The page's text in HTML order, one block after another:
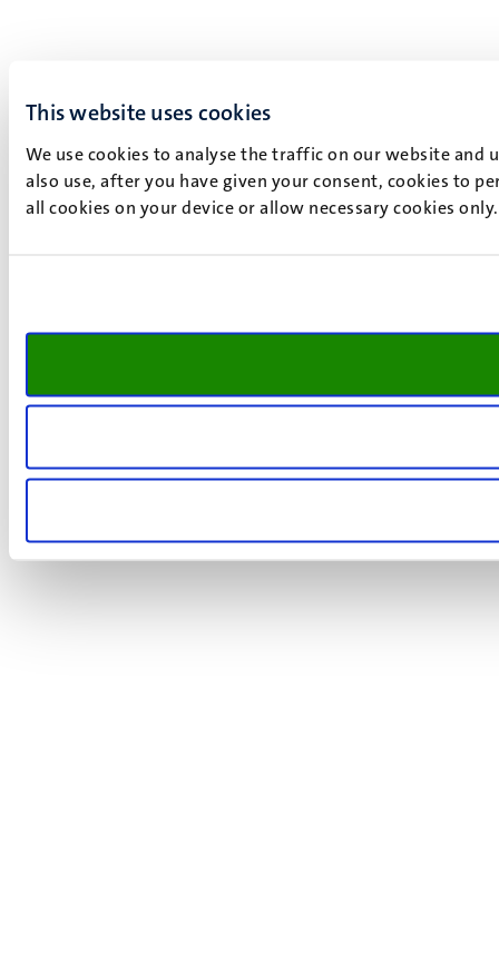
This website uses cookies
We use cookies to analyse the traffic on our website and
also use, after you have given your consent, cookies to
all cookies on your device or allow necessary cookies